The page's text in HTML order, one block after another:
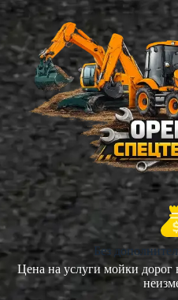
Без
Цена на услуги мойки